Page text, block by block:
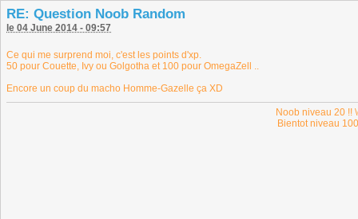
RE: Question Noob Random
le 04 June 2014 - 09:57
Ce qui me surprend moi, c'est les points d'xp.
50 pour Couette, Ivy ou Golgotha et 100 pour OmegaZell ..
Encore un coup du macho Homme-Gazelle ça XD
Noob niveau 20 !!
Bientot niveau